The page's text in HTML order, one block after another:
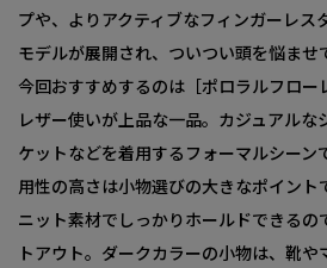
プや、よりアクティブなフィンガーレス
モデルが展開され、ついつい頭を悩ませ
今回おすすめするのは［ポロラルフロー
レザー使いが上品な一品。カジュアルな
ケットなどを着用するフォーマルシーン
用性の高さは小物選びの大きなポイント
ニット素材でしっかりホールドできるの
トアウト。ダークカラーの小物は、靴